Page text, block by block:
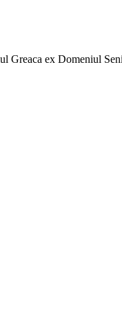
Greaca ex Domeniul